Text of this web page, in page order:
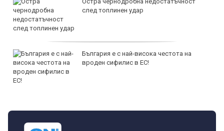
след топлинен удар
България е с най-висока честота на
вроден сифилис в ЕС!